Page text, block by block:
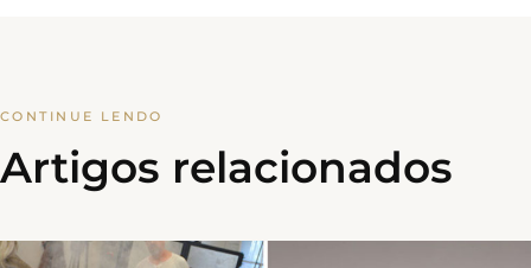
CONTINUE LENDO
Artigos relacionados